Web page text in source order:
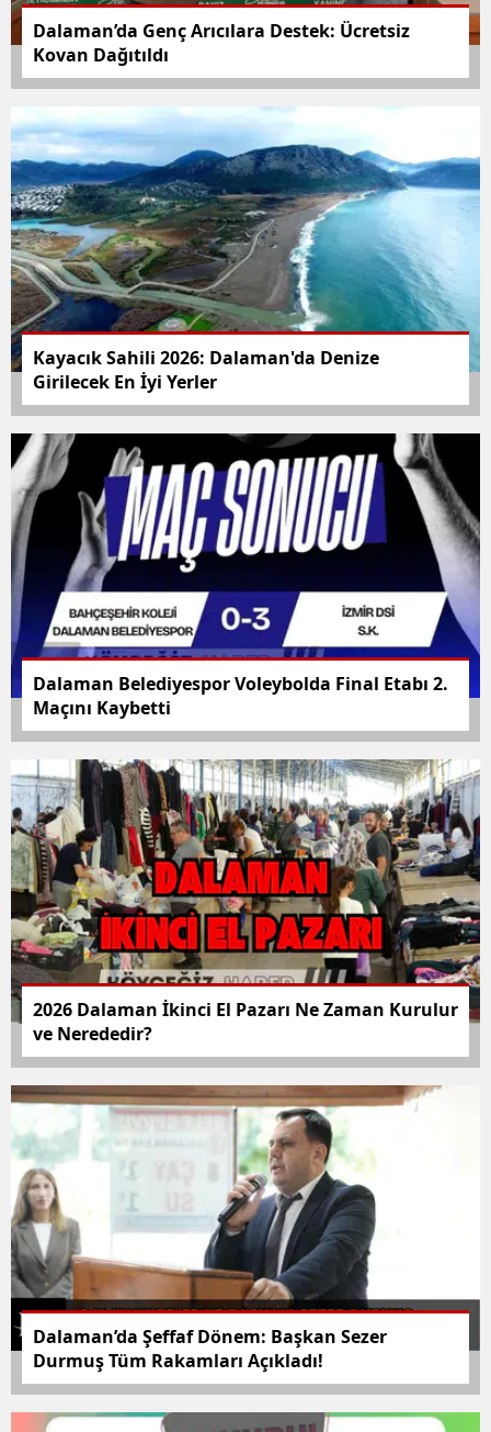
Dalaman’da Genç Arıcılara Destek: Ücretsiz
Kovan Dağıtıldı
Kayacık Sahili 2026: Dalaman'da Denize
Girilecek En İyi Yerler
Dalaman Belediyespor Voleybolda Final Etabı 2.
Maçını Kaybetti
2026 Dalaman İkinci El Pazarı Ne Zaman Kurulur
ve Nerededir?
Dalaman’da Şeffaf Dönem: Başkan Sezer
Durmuş Tüm Rakamları Açıkladı!